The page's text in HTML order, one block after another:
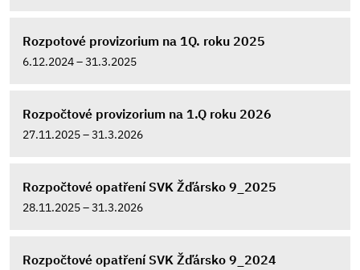
Rozpotové provizorium na 1Q. roku 2025
6.12.2024 – 31.3.2025
Rozpočtové provizorium na 1.Q roku 2026
27.11.2025 – 31.3.2026
Rozpočtové opatření SVK Žďársko 9_2025
28.11.2025 – 31.3.2026
Rozpočtové opatření SVK Žďársko 9_2024